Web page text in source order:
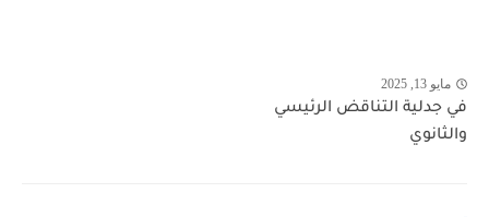
مايو 13, 2025
في جدلية التناقض الرئيسي
والثانوي